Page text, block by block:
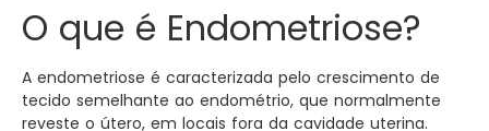
O que é Endometriose?
A endometriose é caracterizada pelo crescimento de
tecido semelhante ao endométrio, que normalmente
reveste o útero, em locais fora da cavidade uterina.